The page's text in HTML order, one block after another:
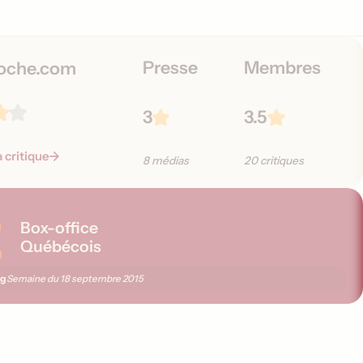
critique
Presse
3
8 médias
Membres
3.5
20 critiques
Box-office
Québécois
Semaine du 18 septembre 2015